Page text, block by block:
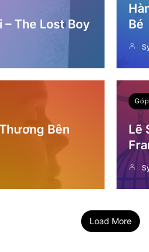
– The Lost Boy
Bé
Bên
Lẽ
Load More